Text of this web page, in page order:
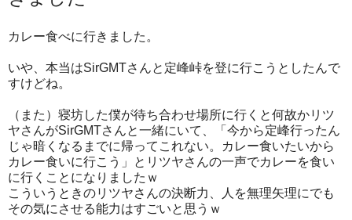
カレー食べに行きました。
いや、本当はSirGMTさんと定峰峠を登に行こうとしたんで
すけどね。
（また）寝坊した僕が待ち合わせ場所に行くと何故かリツ
ヤさんがSirGMTさんと一緒にいて、「今から定峰行ったん
じゃ暗くなるまでに帰ってこれない。カレー食いたいから
カレー食いに行こう」とリツヤさんの一声でカレーを食い
に行くことになりましたｗ
こういうときのリツヤさんの決断力、人を無理矢理にでも
その気にさせる能力はすごいと思うｗ